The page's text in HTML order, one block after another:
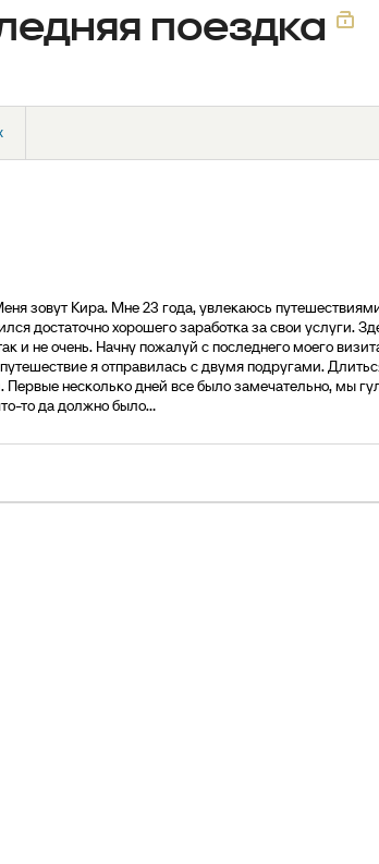
поездка
зовут Кира. Мне 23 года, увлекаюсь
достаточно хорошего заработка за свои услуги.
и не очень. Начну пожалуй с последнего моего
я отправилась с двумя подругами.
Первые несколько дней все было замечательно, мы
то да должно было...